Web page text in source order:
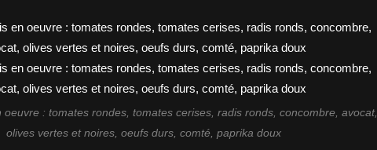
oeuvre : tomates rondes, tomates cerises, radis ronds, concombre, avocat,
olives vertes et noires, oeufs durs, comté, paprika doux